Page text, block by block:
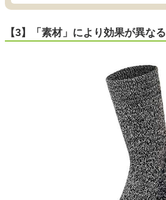
【3】「素材」により効果が異なる